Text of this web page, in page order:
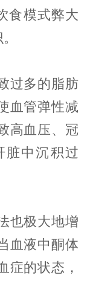
食模式弊大
过多的脂肪
血管弹性减
高血压、冠
脏中沉积过
也极大地增
血液中酮体
症的状态，